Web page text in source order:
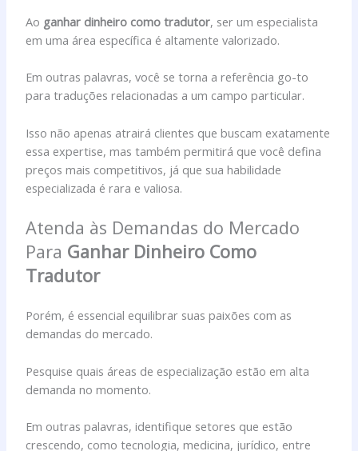
Ao ganhar dinheiro como tradutor, ser um especialista
em uma área específica é altamente valorizado.
Em outras palavras, você se torna a referência go-to
para traduções relacionadas a um campo particular.
Isso não apenas atrairá clientes que buscam exatamente
essa expertise, mas também permitirá que você defina
preços mais competitivos, já que sua habilidade
especializada é rara e valiosa.
Atenda às Demandas do Mercado
Para Ganhar Dinheiro Como
Tradutor
Porém, é essencial equilibrar suas paixões com as
demandas do mercado.
Pesquise quais áreas de especialização estão em alta
demanda no momento.
Em outras palavras, identifique setores que estão
crescendo, como tecnologia, medicina, jurídico, entre